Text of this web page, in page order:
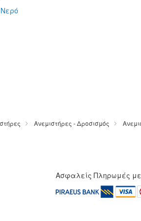
Ανεμιστήρες - Δροσισμός
Ασφαλείς Πληρωμές με